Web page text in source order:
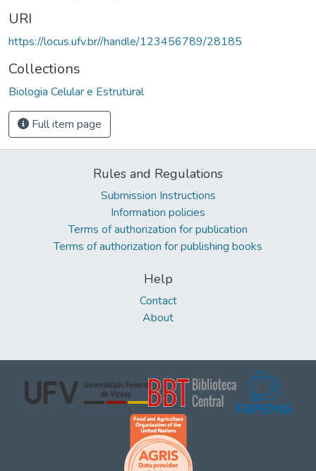
URI
https://locus.ufv.br//handle/123456789/28185
Collections
Biologia Celular e Estrutural
Full item page
Rules and Regulations
Submission Instructions
Information policies
Terms of authorization for publication
Terms of authorization for publishing books
Help
Contact
About